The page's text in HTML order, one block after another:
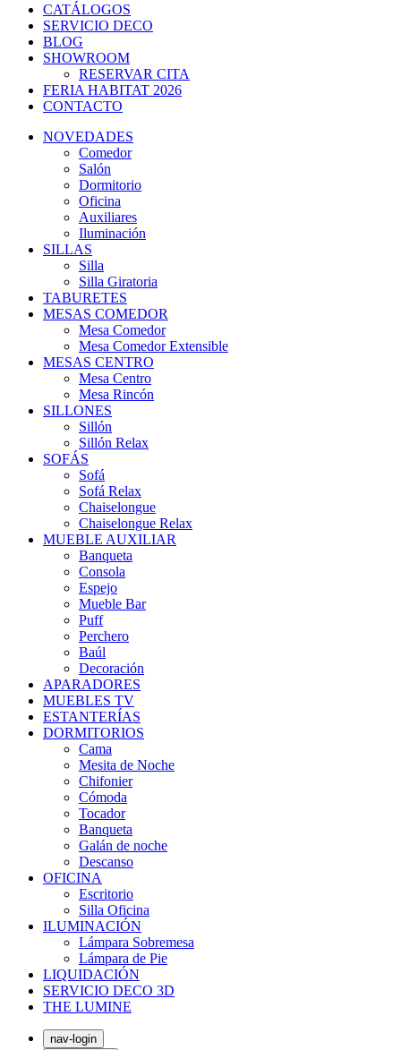
CATÁLOGOS
SERVICIO DECO
BLOG
SHOWROOM
RESERVAR CITA
FERIA HABITAT 2026
CONTACTO
NOVEDADES
Comedor
Salón
Dormitorio
Oficina
Auxiliares
Iluminación
SILLAS
Silla
Silla Giratoria
TABURETES
MESAS COMEDOR
Mesa Comedor
Mesa Comedor Extensible
MESAS CENTRO
Mesa Centro
Mesa Rincón
SILLONES
Sillón
Sillón Relax
SOFÁS
Sofá
Sofá Relax
Chaiselongue
Chaiselongue Relax
MUEBLE AUXILIAR
Banqueta
Consola
Espejo
Mueble Bar
Puff
Perchero
Baúl
Decoración
APARADORES
MUEBLES TV
ESTANTERÍAS
DORMITORIOS
Cama
Mesita de Noche
Chifonier
Cómoda
Tocador
Banqueta
Galán de noche
Descanso
OFICINA
Escritorio
Silla Oficina
ILUMINACIÓN
Lámpara Sobremesa
Lámpara de Pie
LIQUIDACIÓN
SERVICIO DECO 3D
THE LUMINE
nav-login